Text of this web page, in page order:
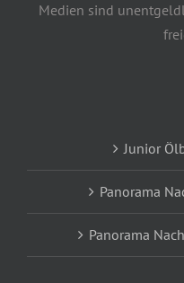
Medien sind
Junior
Panorama
Panorama